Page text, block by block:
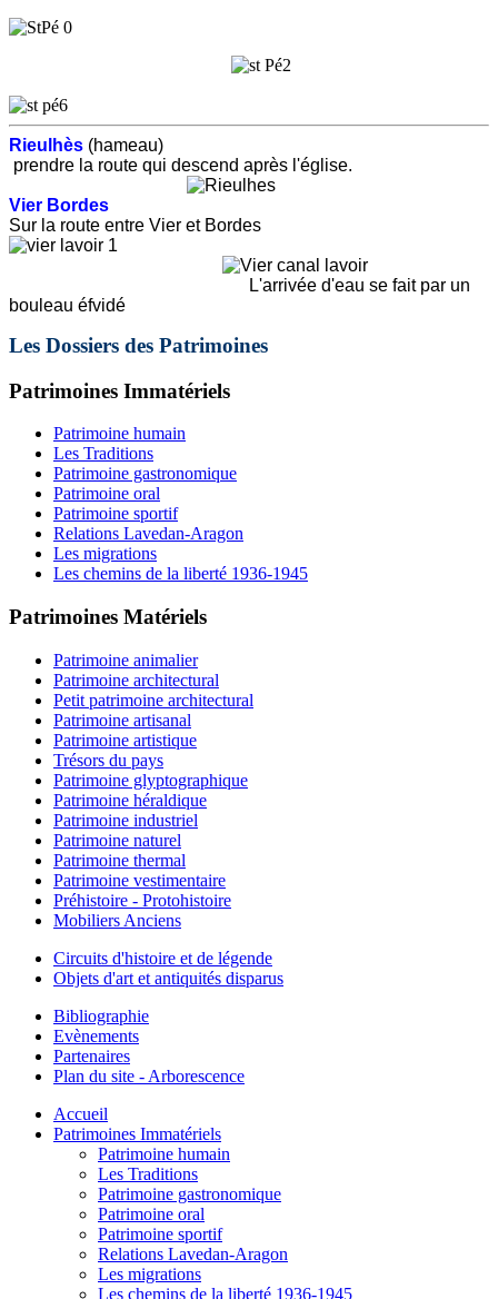
Rieulhès (hameau)
prendre la route qui descend après l'église.
Vier Bordes
Sur la route entre Vier et Bordes
L'arrivée d'eau se fait par un
bouleau éfvidé
Les Dossiers des Patrimoines
Patrimoines Immatériels
Patrimoine humain
Les Traditions
Patrimoine gastronomique
Patrimoine oral
Patrimoine sportif
Relations Lavedan-Aragon
Les migrations
Les chemins de la liberté 1936-1945
Patrimoines Matériels
Patrimoine animalier
Patrimoine architectural
Petit patrimoine architectural
Patrimoine artisanal
Patrimoine artistique
Trésors du pays
Patrimoine glyptographique
Patrimoine héraldique
Patrimoine industriel
Patrimoine naturel
Patrimoine thermal
Patrimoine vestimentaire
Préhistoire - Protohistoire
Mobiliers Anciens
Circuits d'histoire et de légende
Objets d'art et antiquités disparus
Bibliographie
Evènements
Partenaires
Plan du site - Arborescence
Accueil
Patrimoines Immatériels
Patrimoine humain
Les Traditions
Patrimoine gastronomique
Patrimoine oral
Patrimoine sportif
Relations Lavedan-Aragon
Les migrations
Les chemins de la liberté 1936-1945